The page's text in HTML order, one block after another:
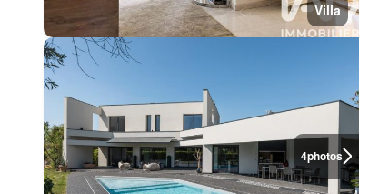
Villa
4photos